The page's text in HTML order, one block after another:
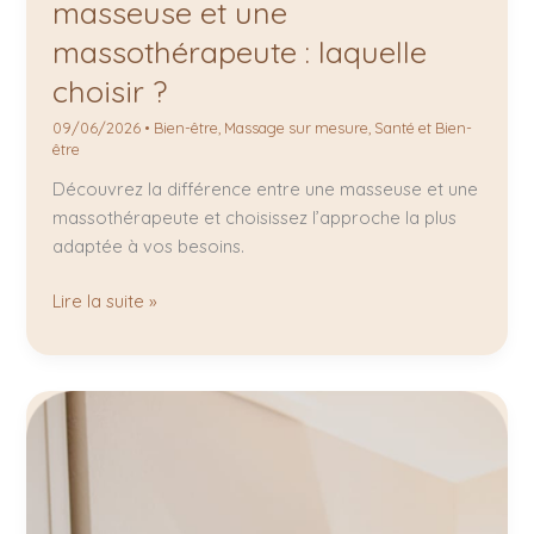
masseuse et une
massothérapeute : laquelle
choisir ?
09/06/2026 • Bien-être Massage sur mesure Santé et Bien-
être
Découvrez la différence entre une masseuse et une
massothérapeute et choisissez l’approche la plus
adaptée à vos besoins.
Lire la suite »
Formation
sur
mesure
Massages